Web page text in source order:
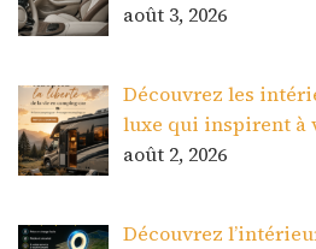
août 3, 2026
Découvrez les
luxe qui inspirent à
août 2, 2026
Découvrez